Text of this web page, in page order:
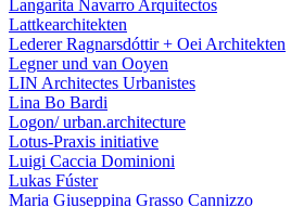
Langarita Navarro Arquitectos
Lattkearchitekten
Lederer Ragnarsdóttir + Oei Architekten
Legner und van Ooyen
LIN Architectes Urbanistes
Lina Bo Bardi
Logon/ urban.architecture
Lotus-Praxis initiative
Luigi Caccia Dominioni
Lukas Fúster
Maria Giuseppina Grasso Cannizzo